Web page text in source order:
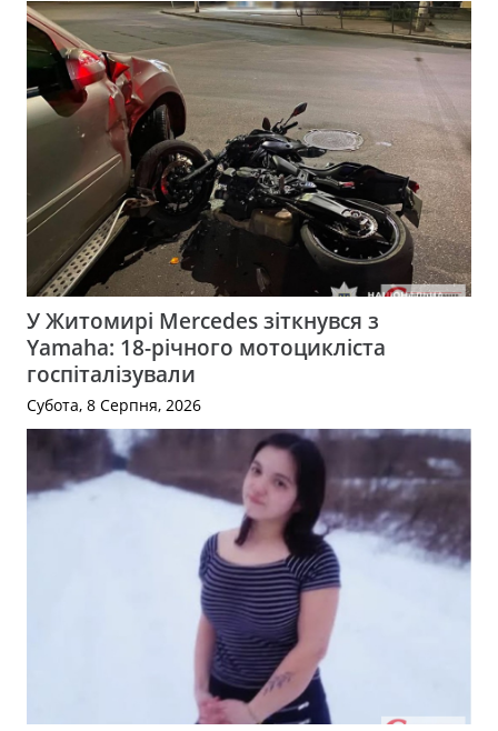
У Житомирі Mercedes зіткнувся з
Yamaha: 18-річного мотоцикліста
госпіталізували
Субота, 8 Серпня, 2026